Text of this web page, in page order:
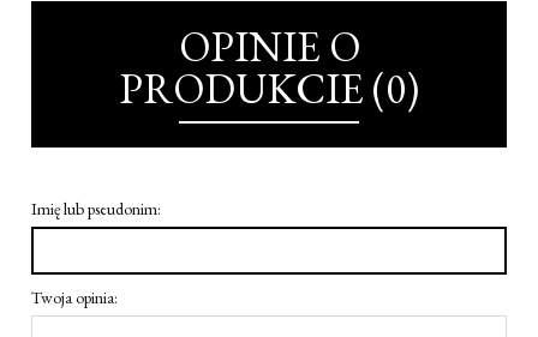
OPINIE O
PRODUKCIE (0)
Imię lub pseudonim:
Twoja opinia: